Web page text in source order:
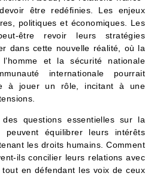
être redéfinies. Les enjeux
politiques et économiques. Les
être revoir leurs stratégies
dans cette nouvelle réalité, où la
et la sécurité nationale
internationale pourrait
à jouer un rôle, incitant à une
questions essentielles sur la
équilibrer leurs intérêts
les droits humains. Comment
ils concilier leurs relations avec
en défendant les voix de ceux